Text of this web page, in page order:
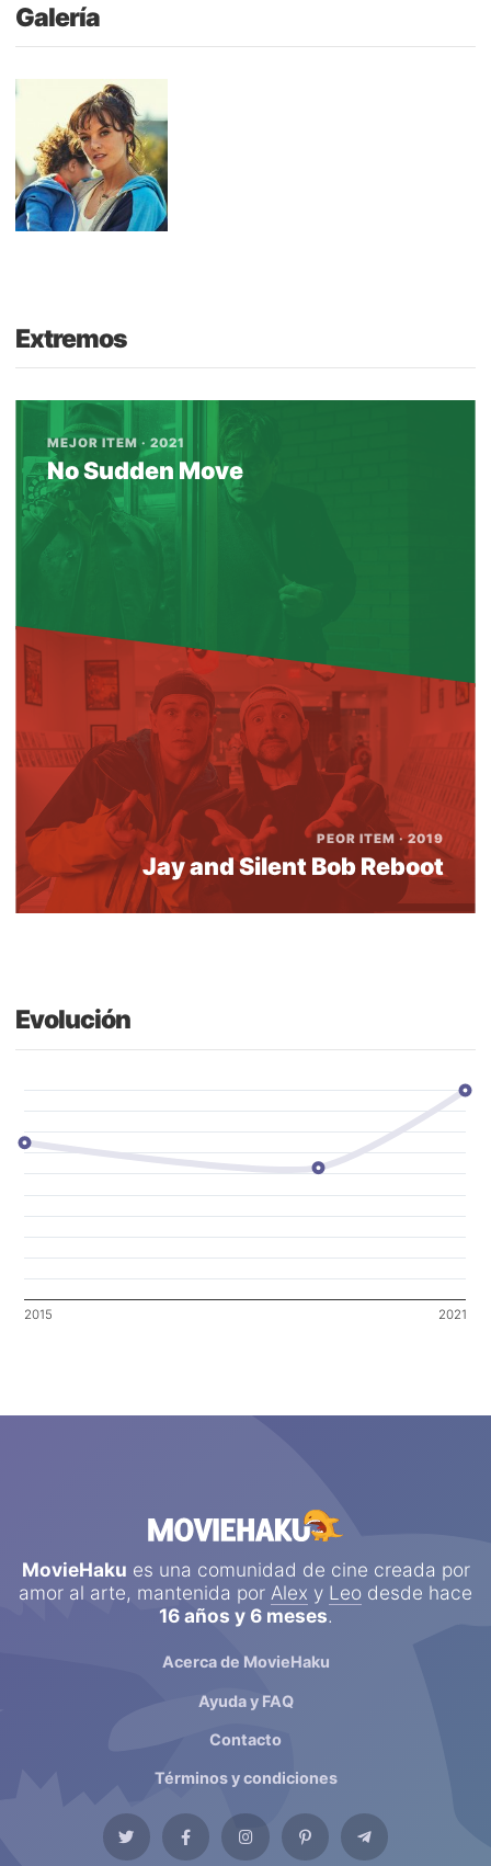
Galería
Extremos
MEJOR ITEM · 2021
No Sudden Move
PEOR ITEM · 2019
Jay and Silent Bob Reboot
Evolución
2015 2021
MovieHaku es una comunidad de cine creada por
amor al arte, mantenida por Alex y Leo desde hace
16 años y 6 meses.
Acerca de MovieHaku
Ayuda y FAQ
Contacto
Términos y condiciones